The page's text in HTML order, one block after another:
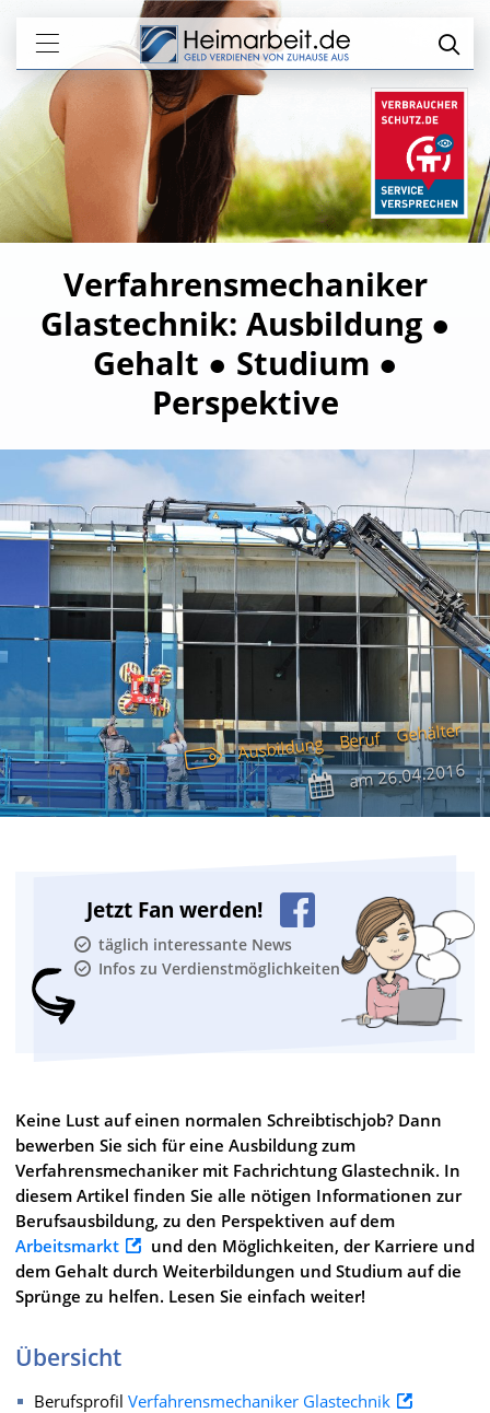
Verfahrensmechaniker
Glastechnik: Ausbildung ●
Gehalt ● Studium ●
Perspektive
Ausbildung Beruf Gehälter
am26.04.2016
Jetzt Fan werden!
täglich interessante News
Infos zu Verdienstmöglichkeiten
Keine Lust auf einen normalen Schreibtischjob? Dann
bewerben Sie sich für eine Ausbildung zum
Verfahrensmechaniker mit Fachrichtung Glastechnik. In
diesem Artikel finden Sie alle nötigen Informationen zur
Berufsausbildung, zu den Perspektiven auf dem
Arbeitsmarkt
und den Möglichkeiten, der Karriere und
dem Gehalt durch Weiterbildungen und Studium auf die
Sprünge zu helfen. Lesen Sie einfach weiter!
Übersicht
Berufsprofil Verfahrensmechaniker Glastechnik